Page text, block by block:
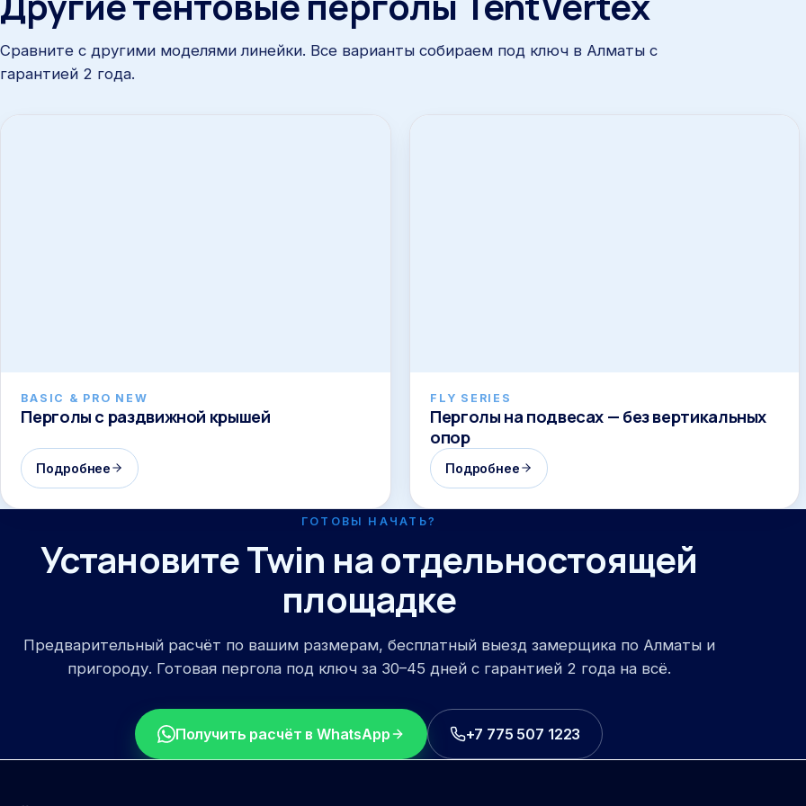
Сравните с другими моделями линейки. Все варианты собираем под ключ в Алматы с
гарантией 2 года.
BASIC & PRO NEW
Перголы с раздвижной крышей
Подробнее
FLY SERIES
Перголы на подвесах — без вертикальных
опор
Подробнее
ГОТОВЫ НАЧАТЬ?
Установите Twin на отдельностоящей
площадке
Предварительный расчёт по вашим размерам, бесплатный выезд замерщика по Алматы и
пригороду. Готовая пергола под ключ за 30–45 дней с гарантией 2 года на всё.
Получить расчёт в WhatsApp +7 775 507 1223